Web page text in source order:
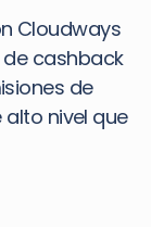
Cloudways
cashback
de
nivel que